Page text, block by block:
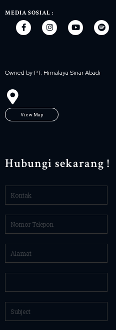
MEDIA SOSIAL :
Owned by PT. Himalaya Sinar Abadi
View Map
Hubungi sekarang !